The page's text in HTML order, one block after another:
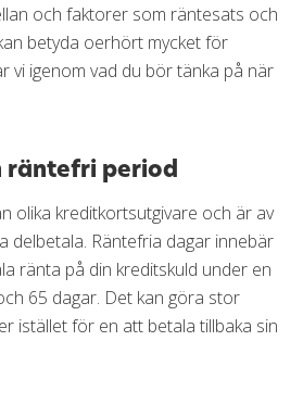
och faktorer som räntesats och
betyda oerhört mycket för
vi igenom vad du bör tänka på när
räntefri period
olika kreditkortsutgivare och är av
delbetala. Räntefria dagar innebär
ränta på din kreditskuld under en
65 dagar. Det kan göra stor
istället för en att betala tillbaka sin